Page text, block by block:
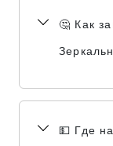
🤔 Как
💵 Где